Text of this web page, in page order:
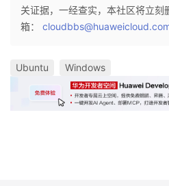
关证据，一经查实，本社区将立刻
箱：
Ubuntu Windows